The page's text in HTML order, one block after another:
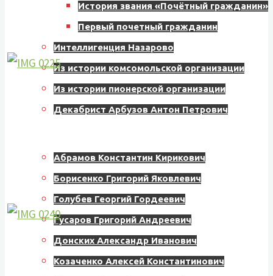
История звания «Почётный гражданин»
Первый почетный гражданин
Интеллигенция Назарово
Из истории комсомольской организации
Из истории пионерской организации
Декабрист Арбузов Антон Петрович
Абрамов Константин Кирикович
Борисенко Григорий Яковлевич
Голубев Георгий Гордеевич
Гусаров Григорий Андреевич
Донских Александр Иванович
Козаченко Алексей Константинович